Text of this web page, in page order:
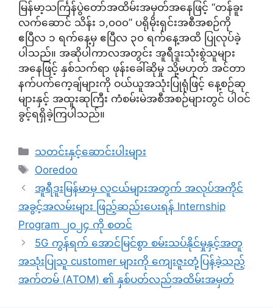
မြန်မာ့သင်္ကြန်ပွဲတော်အထိမ်းအမှတ်အနေဖြင့် “တန်ခူး
လက်ဆောင် သိန်း ၁,၀၀၀” ပရိုမိုးရှင်းအစီအစဉ်ကို
ဧပြီလ ၁ ရက်နေ့မှ ဧပြီလ ၃၀ ရက်နေ့အထိ ပြုလုပ်ခဲ့
ပါသည်။ အဆိုပါကာလအတွင်း အူရီဒူးသုံးစွဲသူများ
အနေဖြင့် နှစ်သက်ရာ ဖုန်းခေါ်ဆိုမှု သို့မဟုတ် အင်တာ
နက်ပက်ကေ့ချ်များကို ဝယ်ယူအသုံးပြုရုံဖြင့် နေ့စဉ်ဆု
များနှင့် အထူးဆုကြီး ကံစမ်းမဲအစီအစဉ်များတွင် ပါဝင်
ခွင့်ရရှိခဲ့ကြပါသည်။
Categories
သတင်းနှင့်ဆောင်းပါးများ
Tags
Ooredoo
အူရီဒူးမြန်မာမှ လူငယ်များအတွက် အလုပ်အကိုင်
အခွင့်အလမ်းများ ဖြည့်ဆည်းပေးရန် Internship
Program ၂၀၂၄ ကို စတင်
5G ကွန်ရက် အောင်မြင်စွာ စမ်းသပ်နိုင်မှုနှင့်အတူ
အသုံးပြုသူ customer များကို ကျေးဇူးတုံ့ပြန်ခဲ့သည့်
အက်တမ် (ATOM) ၏ နှစ်ပတ်လည်အထိမ်းအမှတ်